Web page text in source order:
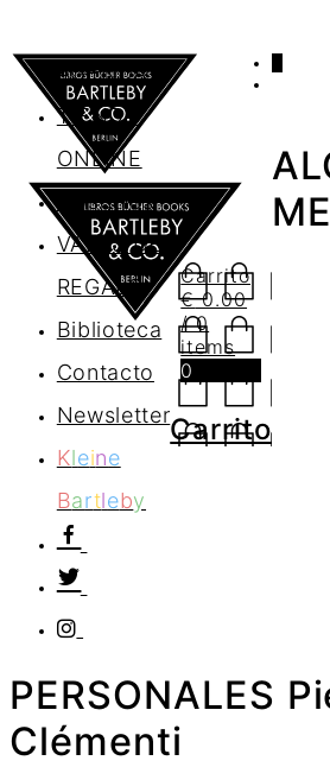
AGENDA
TIENDA
ONLINE
Nosotros
VALES DE
REGALO
Biblioteca
Contacto
Newsletter
Kleine
Bartleby
Carrito
€0.00
/ 0
items
0
Carrito
PERSONALES
Clémenti